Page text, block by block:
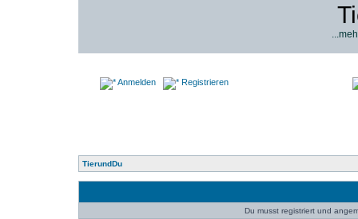
Anmelden Registrieren
TierundDu
Du musst registriert und